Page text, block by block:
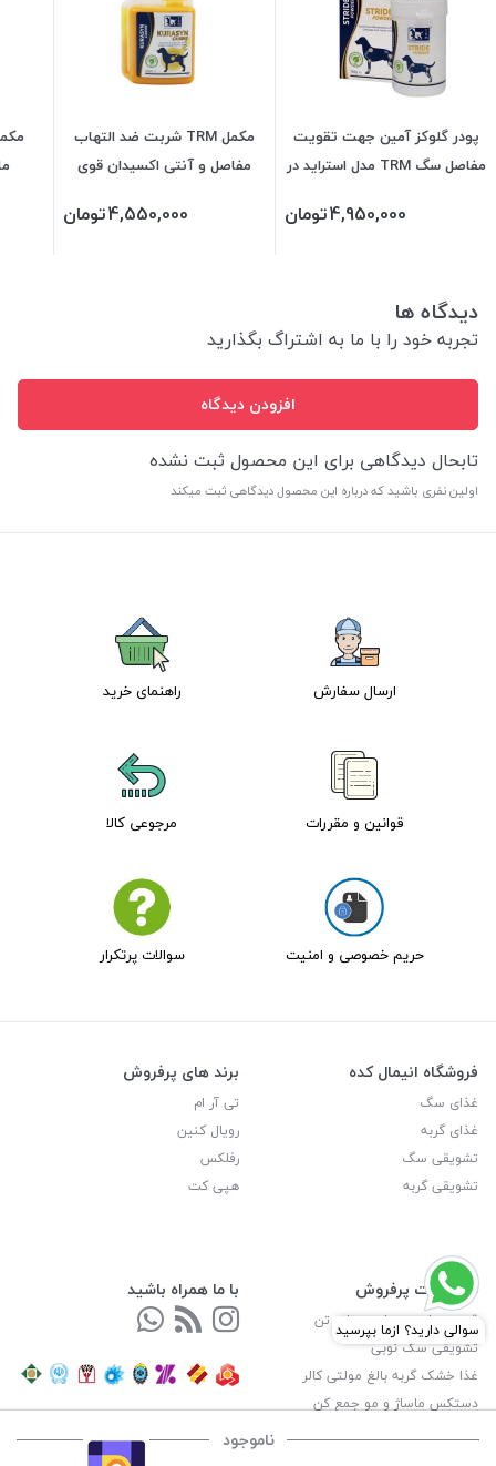
پودر گلوکز آمین جهت تقویت
مفاصل سگ TRM مدل استراید در
4,950,000تومان
مکمل TRM شربت ضد التهاب
مفاصل و آنتی اکسیدان قوی
میلی‌لیتر
4,550,000تومان
دیدگاه ها
تجربه خود را با ما به اشتراگ بگذارید
افزودن دیدگاه
تابحال دیدگاهی برای این محصول ثبت نشده
اولین نفری باشید که درباره این محصول دیدگاهی ثبت میکند
ناموجود
ارسال سفارش راهنمای خرید
قوانین و مقررات مرجوعی کالا
حریم خصوصی و امنیت سوالات پرتکرار
فروشگاه انیمال کده
غذای سگ
غذای گربه
تشویقی سگ
تشویقی گربه
برند های پرفروش
تی آر ام
رویال کنین
رفلکس
هپی کت
محصولات پرفروش
قرص مولتی ویتامین تاپ تن
تشویقی سگ نوبی
غذا خشک گربه بالغ مولتی کالر
دستکس ماساژ و مو جمع کن
با ما همراه باشید
مسیریابی با نشان و بلد